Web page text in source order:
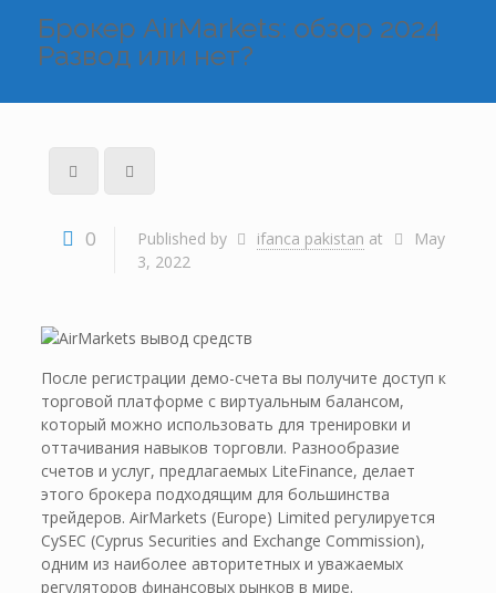
Брокер AirMarkets: обзор 2024 ️
Развод или нет?
0 Published by ifanca pakistan at
May
3, 2022
После регистрации демо-счета вы получите доступ к
торговой платформе с виртуальным балансом,
который можно использовать для тренировки и
оттачивания навыков торговли. Разнообразие
счетов и услуг, предлагаемых LiteFinance, делает
этого брокера подходящим для большинства
трейдеров. AirMarkets (Europe) Limited регулируется
CySEC (Cyprus Securities and Exchange Commission),
одним из наиболее авторитетных и уважаемых
регуляторов финансовых рынков в мире.